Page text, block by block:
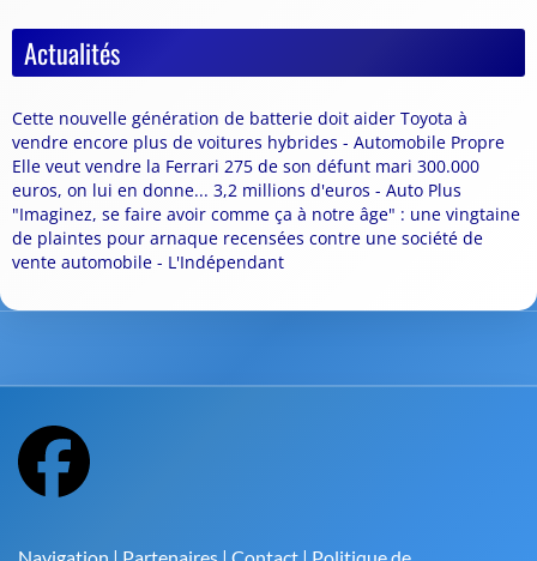
Actualités
Cette nouvelle génération de batterie doit aider Toyota à
vendre encore plus de voitures hybrides - Automobile Propre
Elle veut vendre la Ferrari 275 de son défunt mari 300.000
euros, on lui en donne... 3,2 millions d'euros - Auto Plus
"Imaginez, se faire avoir comme ça à notre âge" : une vingtaine
de plaintes pour arnaque recensées contre une société de
vente automobile - L'Indépendant